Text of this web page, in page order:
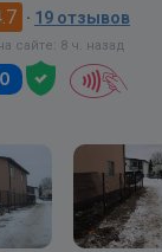
· 19 отзывов
сайте: 8 ч. назад